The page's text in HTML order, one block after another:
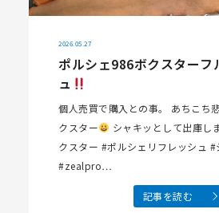
2026.05.27
ポルシェ986ボクスターフ
ュ
個人売買で購入との事。 あちこち
クスター
シャキッとして出庫し
クスター #ポルシェリフレッシュ #
#zealpro…
記事を読む